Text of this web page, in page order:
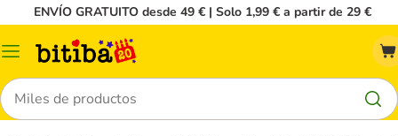
ENVÍO GRATUITO desde 49 € | Solo 1,99 € a partir de 29 €
Menú
Buscar